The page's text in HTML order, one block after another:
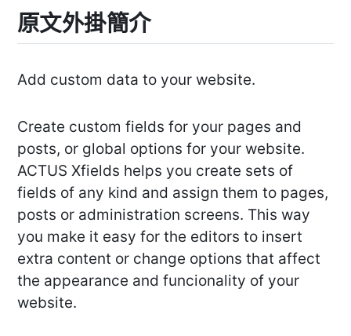
原文外掛簡介
Add custom data to your website.
Create custom fields for your pages and
posts, or global options for your website.
ACTUS Xfields helps you create sets of
fields of any kind and assign them to pages,
posts or administration screens. This way
you make it easy for the editors to insert
extra content or change options that affect
the appearance and funcionality of your
website.